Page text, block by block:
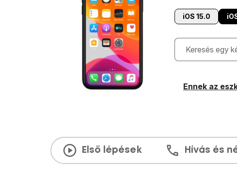
iOS 15.0
Gépelés
Ennek az
Első lépések Hívás és